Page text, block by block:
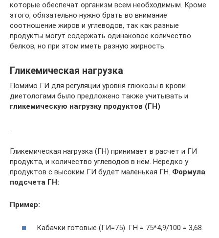
которые обеспечат организм всем необходимым. Кроме
этого, обязательно нужно брать во внимание
соотношение жиров и углеводов, так как разные
продукты могут содержать одинаковое количество
белков, но при этом иметь разную жирность.
Гликемическая нагрузка
Помимо ГИ для регуляции уровня глюкозы в крови
диетологами было предложено также учитывать и
гликемическую нагрузку продуктов (ГН)
.
Гликемическая нагрузка (ГН) принимает в расчет и ГИ
продукта, и количество углеводов в нём. Нередко у
продуктов с высоким ГИ будет маленькая ГН. Формула
подсчета ГН:
Пример:
Кабачки готовые (ГИ=75). ГН = 75*4,9/100 = 3,68.